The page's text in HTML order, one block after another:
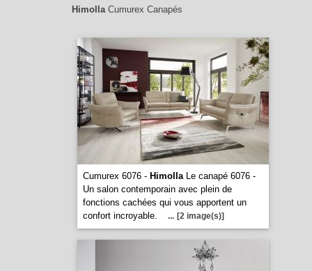
HimollaCumurex Canapés
Cumurex 6076 - HimollaLe canapé 6076 -
Un salon contemporain avec plein de
fonctions cachées qui vous apportent un
confort incroyable.
... [2 image(s)]